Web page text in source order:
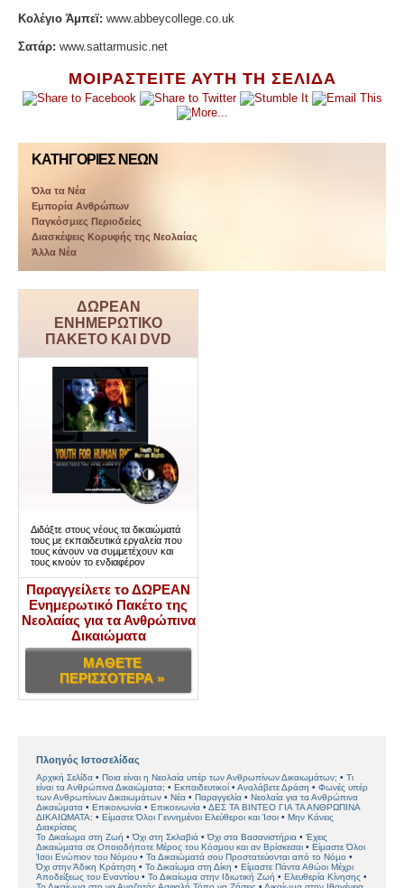
ΜΟΙΡΑΣΤΕΙΤΕ ΑΥΤΗ ΤΗ ΣΕΛΙΔΑ
ΚΑΤΗΓΟΡΙΕΣ ΝΕΩΝ
Όλα τα Νέα
Εμπορία Ανθρώπων
Παγκόσμιες Περιοδείες
Διασκέψεις Κορυφής της Νεολαίας
Άλλα Νέα
ΔΩΡΕΑΝ
ΕΝΗΜΕΡΩΤΙΚΟ
ΠΑΚΕΤΟ ΚΑΙ DVD
Διδάξτε στους νέους τα δικαιώματά
τους με εκπαιδευτικά εργαλεία που
τους κάνουν να συμμετέχουν και
τους κινούν το ενδιαφέρον
Παραγγείλετε το ΔΩΡΕΑΝ
Ενημερωτικό Πακέτο της
Νεολαίας για τα Ανθρώπινα
Δικαιώματα
ΜΑΘΕΤΕ
ΠΕΡΙΣΣΟΤΕΡΑ »
Κολέγιο Άμπεϊ: www.abbeycollege.co.uk
Σατάρ: www.sattarmusic.net
Πλοηγός Ιστοσελίδας
Αρχική Σελίδα Ποια είναι η Νεολαία υπέρ των Ανθρωπίνων Δικαιωμάτων;
Τι
είναι τα Ανθρώπινα Δικαιώματα;
Εκπαιδευτικοί Αναλάβετε Δράση
Φωνές υπέρ
των Ανθρωπίνων Δικαιωμάτων
Νέα Παραγγελία
Νεολαία για τα Ανθρώπινα
Δικαιώματα
Επικοινωνία Επικοινωνία
ΔΕΣ ΤΑ ΒΙΝΤΕΟ ΓΙΑ ΤΑ ΑΝΘΡΩΠΙΝΑ
ΔΙΚΑΙΩΜΑΤΑ:
Είµαστε Όλοι Γεννηµένοι Ελεύθεροι και Ίσοι
Μην Κάνεις
Διακρίσεις
Το ∆ικαίωµα στη Ζωή
Όχι στη Σκλαβιά Όχι στα Βασανιστήρια
Έχεις
Δικαιώµατα σε Οποιοδήποτε Μέρος του Κόσμου και αν Βρίσκεσαι
Είµαστε Όλοι
Ίσοι Ενώπιον του Νόµου
Τα Δικαιώµατά σου Προστατεύονται από το Νόµο
Όχι στην Άδικη Κράτηση
Το Δικαίωμα στη Δίκη
Είµαστε Πάντα Αθώοι Μέχρι
Αποδείξεως του Εναντίου
Το Δικαίωµα στην Ιδιωτική Ζωή
Ελευθερία Κίνησης